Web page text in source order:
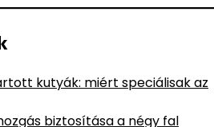
kutyák: miért speciálisak az
biztosítása a négy fal